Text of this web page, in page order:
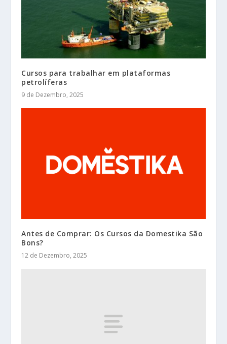
Cursos para trabalhar em plataformas
petrolíferas
9 de Dezembro, 2025
Antes de Comprar: Os Cursos da Domestika São
Bons?
12 de Dezembro, 2025